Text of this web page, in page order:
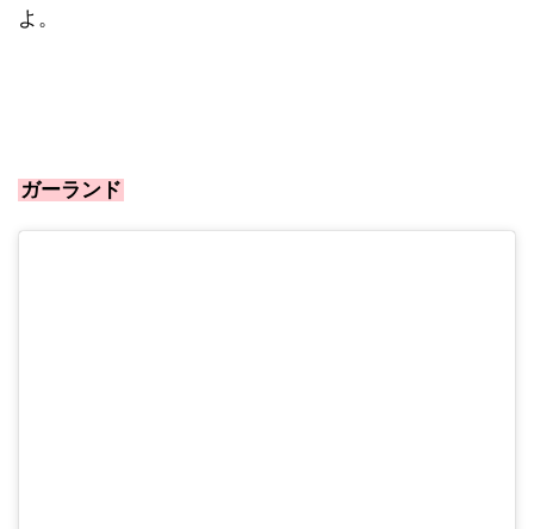
よ。
ガーランド